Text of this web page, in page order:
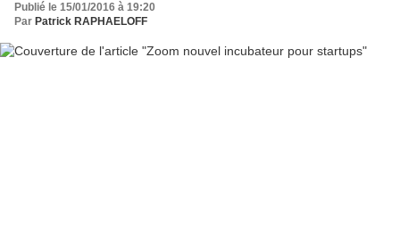
Publié le 15/01/2016 à 19:20
Par Patrick RAPHAELOFF